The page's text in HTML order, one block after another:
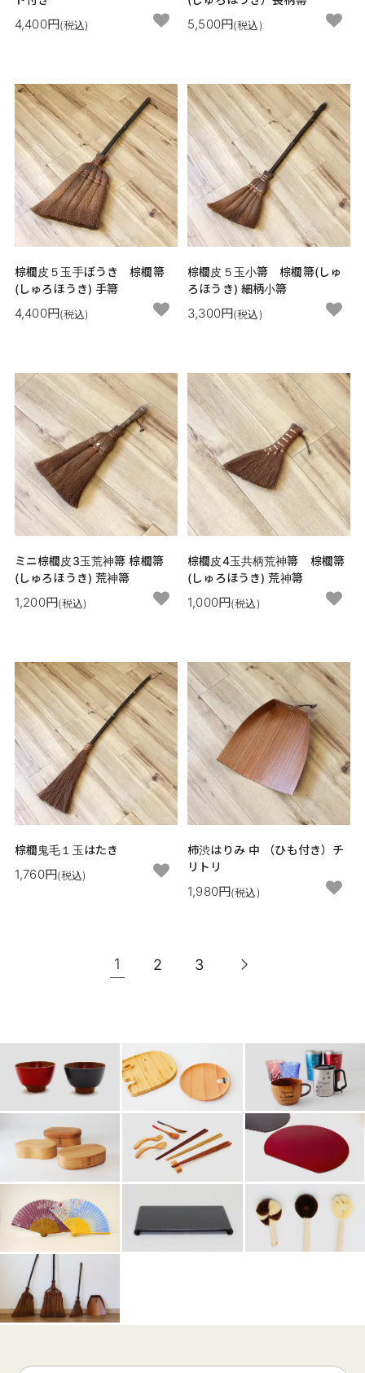
4,400円(税込) 5,500円(税込)
棕櫚皮５玉手ぼうき 棕櫚箒
(しゅろほうき) 手箒
4,400円(税込)
棕櫚皮５玉小箒 棕櫚箒(しゅ
ろほうき) 細柄小箒
3,300円(税込)
ミニ棕櫚皮3玉荒神箒 棕櫚箒
(しゅろほうき) 荒神箒
1,200円(税込)
棕櫚皮4玉共柄荒神箒 棕櫚箒
(しゅろほうき) 荒神箒
1,000円(税込)
棕櫚鬼毛１玉はたき
1,760円(税込)
柿渋はりみ 中 （ひも付き）チ
リトリ
1,980円(税込)
1 2 3